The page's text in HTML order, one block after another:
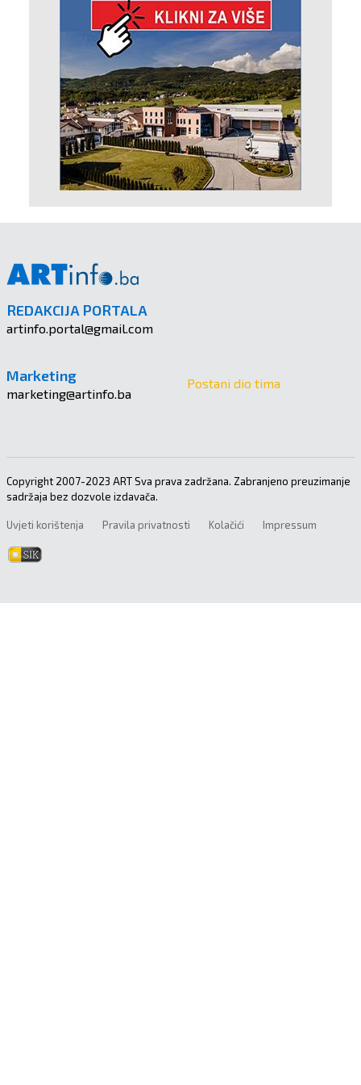
REDAKCIJA PORTALA
artinfo.portal@gmail.com
Marketing
marketing@artinfo.ba
Postani dio tima
Copyright 2007-2023 ART Sva prava zadržana. Zabranjeno preuzimanje
sadržaja bez dozvole izdavača.
Uvjeti korištenja Pravila privatnosti Kolačići Impressum